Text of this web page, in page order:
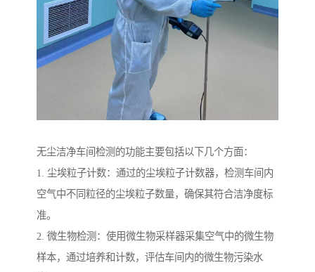
无尘洁净车间检测的功能主要包括以下几个方面：
1. 尘埃粒子计数：通过的尘埃粒子计数器，检测车间内
空气中不同粒径的尘埃粒子数量，确保其符合洁净度标
准。
2. 微生物检测：使用微生物采样器采集空气中的微生物
样本，通过培养和计数，评估车间内的微生物污染水